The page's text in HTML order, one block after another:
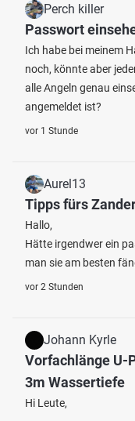
Perch killer
Passwort
Ich habe bei meinem
noch, könnte aber
alle Angeln genau
angemeldet ist?
vor 1 Stunde
Aurel13
Tipps fürs
Hallo,
Hätte irgendwer ein
man sie am besten
vor 2 Stunden
Johann Kyrle
Vorfachlänge U-
3m Wassertiefe
Hi Leute,